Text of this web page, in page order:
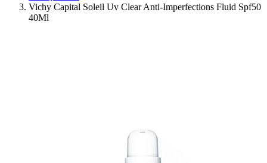
Vichy Capital Soleil Uv Clear Anti-Imperfections Fluid Spf50
40Ml